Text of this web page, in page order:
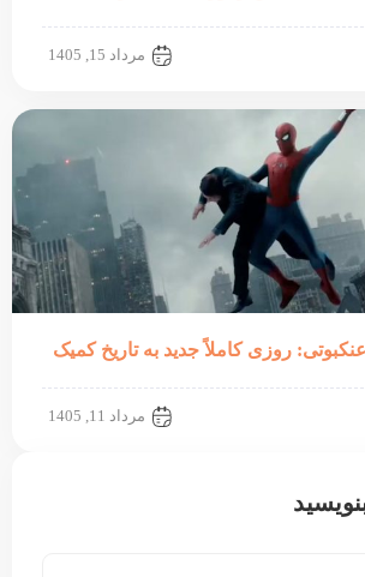
مرداد 15, 1405
روزی کاملاً جدید به تاریخ کمیک
مرداد 11, 1405